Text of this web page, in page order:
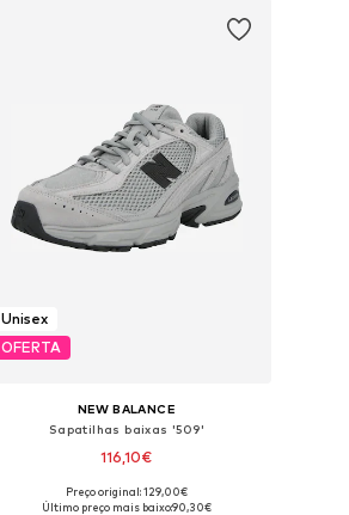
Unisex
OFERTA
NEW BALANCE
Sapatilhas baixas '509'
116,10€
+1
Disponível em vários tamanhos
Preço original: 129,00€
Último preço mais baixo:90,30€